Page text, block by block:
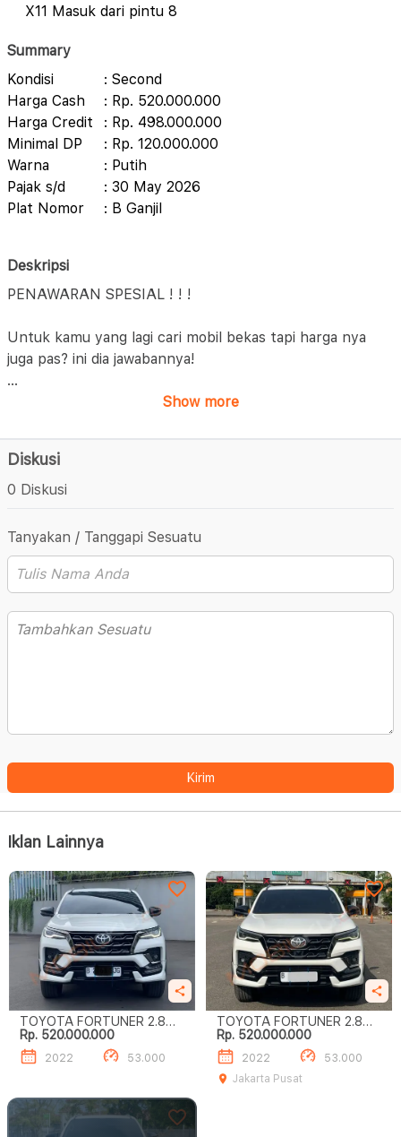
X11 Masuk dari pintu 8
Summary
Kondisi
: Second
Harga Cash
: Rp. 520.000.000
Harga Credit
: Rp. 498.000.000
Minimal DP
: Rp. 120.000.000
Warna
: Putih
Pajak s/d
: 30 May 2026
Plat Nomor
: B Ganjil
Deskripsi
PENAWARAN SPESIAL ! ! !
Untuk kamu yang lagi cari mobil bekas tapi harga nya
juga pas? ini dia jawabannya!
...
Show more
Diskusi
0 Diskusi
Tanyakan / Tanggapi Sesuatu
Kirim
Iklan Lainnya
TOYOTA FORTUNER 2.8
GR SPORT
Rp. 520.000.000
2022 53.000
TOYOTA FORTUNER 2.8
GR SPORT
Rp. 520.000.000
2022
53.000
Jakarta Pusat